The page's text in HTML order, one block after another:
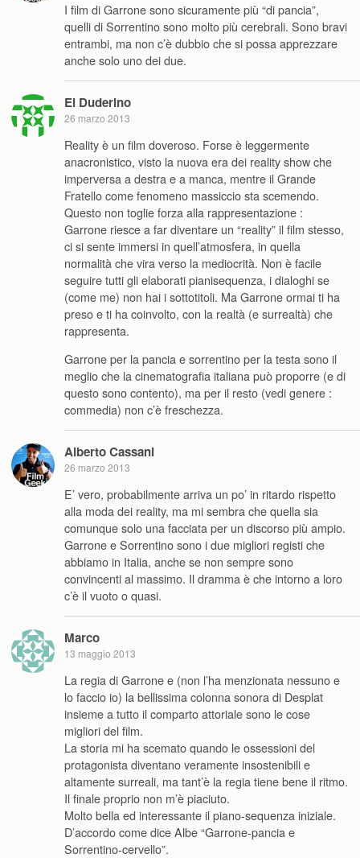
I film di Garrone sono sicuramente più “di pancia”,
quelli di Sorrentino sono molto più cerebrali. Sono bravi
entrambi, ma non c’è dubbio che si possa apprezzare
anche solo uno dei due.
El Duderino
26 marzo 2013
Reality è un film doveroso. Forse è leggermente
anacronistico, visto la nuova era dei reality show che
imperversa a destra e a manca, mentre il Grande
Fratello come fenomeno massiccio sta scemendo.
Questo non toglie forza alla rappresentazione :
Garrone riesce a far diventare un “reality” il film stesso,
ci si sente immersi in quell’atmosfera, in quella
normalità che vira verso la mediocrità. Non è facile
seguire tutti gli elaborati pianisequenza, i dialoghi se
(come me) non hai i sottotitoli. Ma Garrone ormai ti ha
preso e ti ha coinvolto, con la realtà (e surrealtà) che
rappresenta.
Garrone per la pancia e sorrentino per la testa sono il
meglio che la cinematografia italiana può proporre (e di
questo sono contento), ma per il resto (vedi genere :
commedia) non c’è freschezza.
Alberto Cassani
26 marzo 2013
E’ vero, probabilmente arriva un po’ in ritardo rispetto
alla moda dei reality, ma mi sembra che quella sia
comunque solo una facciata per un discorso più ampio.
Garrone e Sorrentino sono i due migliori registi che
abbiamo in Italia, anche se non sempre sono
convincenti al massimo. Il dramma è che intorno a loro
c’è il vuoto o quasi.
Marco
13 maggio 2013
La regia di Garrone e (non l’ha menzionata nessuno e
lo faccio io) la bellissima colonna sonora di Desplat
insieme a tutto il comparto attoriale sono le cose
migliori del film.
La storia mi ha scemato quando le ossessioni del
protagonista diventano veramente insostenibili e
altamente surreali, ma tant’è la regia tiene bene il ritmo.
Il finale proprio non m’è piaciuto.
Molto bella ed interessante il piano-sequenza iniziale.
D’accordo come dice Albe “Garrone-pancia e
Sorrentino-cervello”.